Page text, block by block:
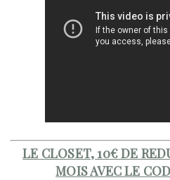
LE CLOSET, 10€ DE
MOIS AVEC LE